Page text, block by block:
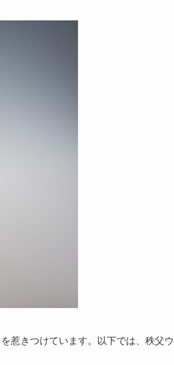
惹きつけています。以下では、秩父ウ